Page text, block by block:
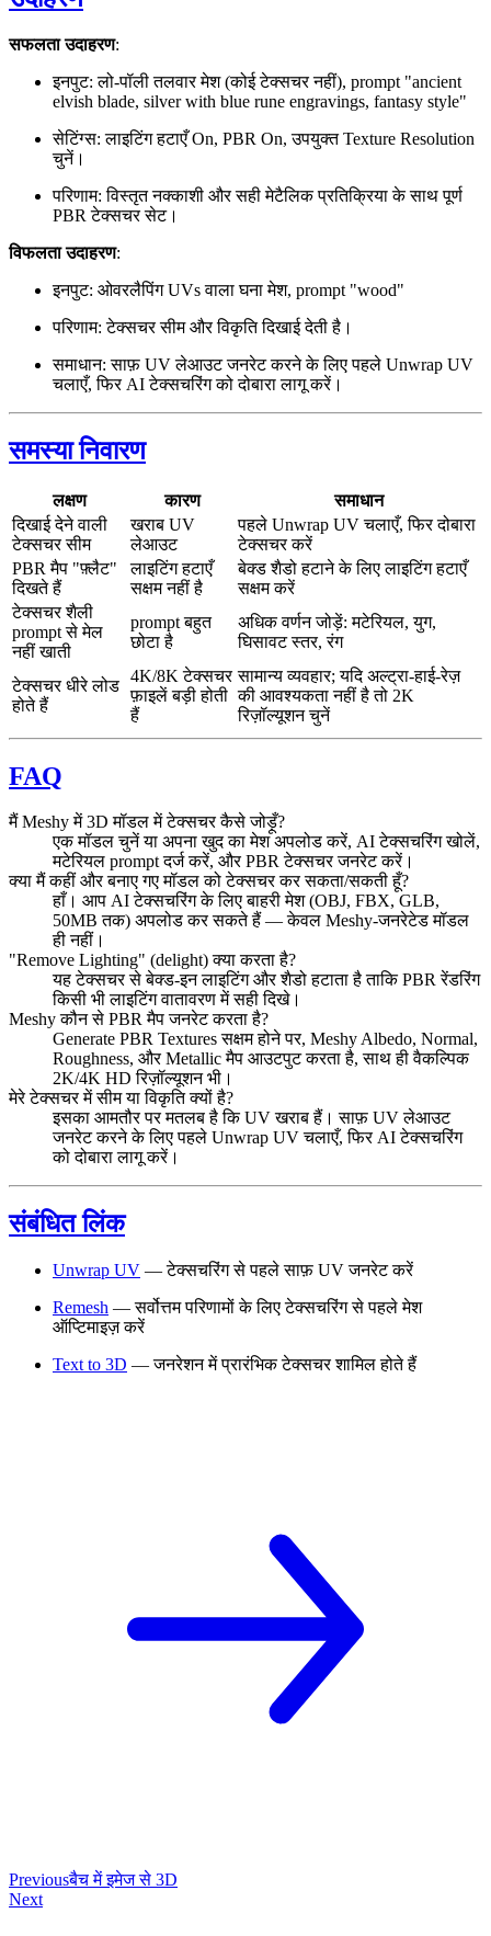
सफलता उदाहरण:
इनपुट: लो-पॉली तलवार मेश (कोई टेक्सचर नहीं), prompt "ancient
elvish blade, silver with blue rune engravings, fantasy style"
सेटिंग्स: लाइटिंग हटाएँ On, PBR On, उपयुक्त Texture Resolution
चुनें।
परिणाम: विस्तृत नक्काशी और सही मेटैलिक प्रतिक्रिया के साथ पूर्ण
PBR टेक्सचर सेट।
विफलता उदाहरण:
इनपुट: ओवरलैपिंग UVs वाला घना मेश, prompt "wood"
परिणाम: टेक्सचर सीम और विकृति दिखाई देती है।
समाधान: साफ़ UV लेआउट जनरेट करने के लिए पहले Unwrap UV
चलाएँ, फिर AI टेक्सचरिंग को दोबारा लागू करें।
समस्या निवारण
लक्षण कारण
समाधान
दिखाई देने वाली
टेक्सचर सीम
खराब UV
लेआउट
पहले Unwrap UV चलाएँ, फिर दोबारा
टेक्सचर करें
PBR मैप "फ़्लैट"
दिखते हैं
लाइटिंग हटाएँ
सक्षम नहीं है
बेक्ड शैडो हटाने के लिए लाइटिंग हटाएँ
सक्षम करें
टेक्सचर शैली
prompt से मेल
नहीं खाती
prompt बहुत
छोटा है
अधिक वर्णन जोड़ें: मटेरियल, युग,
घिसावट स्तर, रंग
टेक्सचर धीरे लोड
होते हैं
4K/8K टेक्सचर
फ़ाइलें बड़ी होती
हैं
सामान्य व्यवहार; यदि अल्ट्रा-हाई-रेज़
की आवश्यकता नहीं है तो 2K
रिज़ॉल्यूशन चुनें
FAQ
मैं Meshy में 3D मॉडल में टेक्सचर कैसे जोड़ूँ?
एक मॉडल चुनें या अपना खुद का मेश अपलोड करें, AI टेक्सचरिंग खोलें,
मटेरियल prompt दर्ज करें, और PBR टेक्सचर जनरेट करें।
क्या मैं कहीं और बनाए गए मॉडल को टेक्सचर कर सकता/सकती हूँ?
हाँ। आप AI टेक्सचरिंग के लिए बाहरी मेश (OBJ, FBX, GLB,
50MB तक) अपलोड कर सकते हैं — केवल Meshy-जनरेटेड मॉडल
ही नहीं।
"Remove Lighting" (delight) क्या करता है?
यह टेक्सचर से बेक्ड-इन लाइटिंग और शैडो हटाता है ताकि PBR रेंडरिंग
किसी भी लाइटिंग वातावरण में सही दिखे।
Meshy कौन से PBR मैप जनरेट करता है?
Generate PBR Textures सक्षम होने पर, Meshy Albedo, Normal,
Roughness, और Metallic मैप आउटपुट करता है, साथ ही वैकल्पिक
2K/4K HD रिज़ॉल्यूशन भी।
मेरे टेक्सचर में सीम या विकृति क्यों है?
इसका आमतौर पर मतलब है कि UV खराब हैं। साफ़ UV लेआउट
जनरेट करने के लिए पहले Unwrap UV चलाएँ, फिर AI टेक्सचरिंग
को दोबारा लागू करें।
संबंधित लिंक
Unwrap UV — टेक्सचरिंग से पहले साफ़ UV जनरेट करें
Remesh — सर्वोत्तम परिणामों के लिए टेक्सचरिंग से पहले मेश
ऑप्टिमाइज़ करें
Text to 3D — जनरेशन में प्रारंभिक टेक्सचर शामिल होते हैं
Previousबैच में इमेज से 3D
Next